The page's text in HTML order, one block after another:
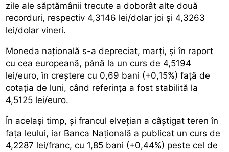
zile ale săptămânii trecute a doborât alte două
recorduri, respectiv 4,3146 lei/dolar joi și 4,3263
lei/dolar vineri.
Moneda națională s-a depreciat, marți, și în raport
cu cea europeană, până la un curs de 4,5194
lei/euro, în creștere cu 0,69 bani (+0,15%) față de
cotația de luni, când referința a fost stabilită la
4,5125 lei/euro.
În același timp, și francul elvețian a câștigat teren în
fața leului, iar Banca Națională a publicat un curs de
4,2287 lei/franc, cu 1,85 bani (+0,44%) peste cel de